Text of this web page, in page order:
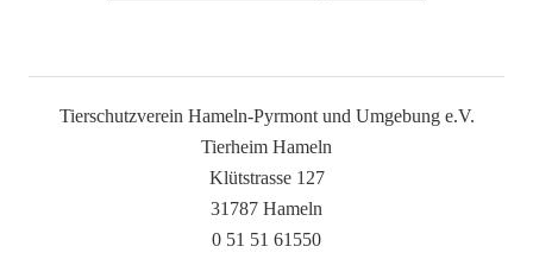
Tierschutzverein Hameln-Pyrmont und Umgebung e.V.
Tierheim Hameln
Klütstrasse 127
31787 Hameln
0 51 51 61550